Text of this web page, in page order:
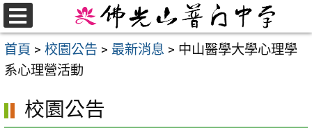
跳
至
主
要
首頁 > 校園公告 > 最新消息 > 中山醫學大學心理學
系心理營活動
校園公告
選
單